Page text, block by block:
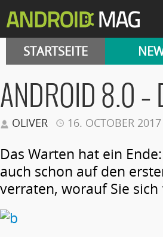
STARTSEITE
ANDROID 8.0
OLIVER 16. OCTOBER 2017
Das Warten hat ein
auch schon auf den
verraten, worauf Sie